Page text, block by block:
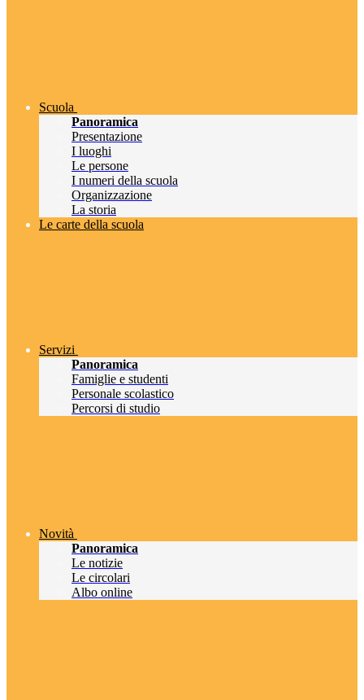
Scuola
Panoramica
Presentazione
I luoghi
Le persone
I numeri della scuola
Organizzazione
La storia
Le carte della scuola
Servizi
Panoramica
Famiglie e studenti
Personale scolastico
Percorsi di studio
Novità
Panoramica
Le notizie
Le circolari
Albo online